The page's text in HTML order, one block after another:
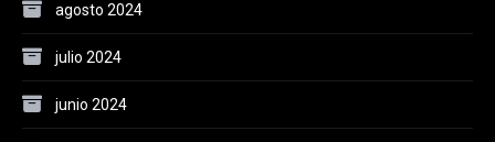
agosto 2024
julio 2024
junio 2024